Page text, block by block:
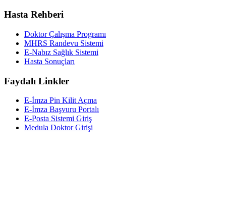
Hasta Rehberi
Doktor Çalışma Programı
MHRS Randevu Sistemi
E-Nabız Sağlık Sistemi
Hasta Sonuçları
Faydalı Linkler
E-İmza Pin Kilit Açma
E-İmza Başvuru Portalı
E-Posta Sistemi Giriş
Medula Doktor Girişi